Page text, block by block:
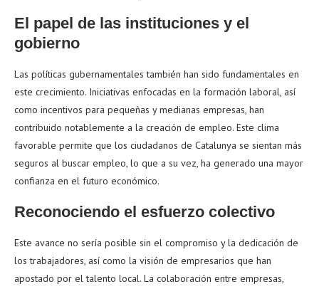
El papel de las instituciones y el
gobierno
Las políticas gubernamentales también han sido fundamentales en
este crecimiento. Iniciativas enfocadas en la formación laboral, así
como incentivos para pequeñas y medianas empresas, han
contribuido notablemente a la creación de empleo. Este clima
favorable permite que los ciudadanos de Catalunya se sientan más
seguros al buscar empleo, lo que a su vez, ha generado una mayor
confianza en el futuro económico.
Reconociendo el esfuerzo colectivo
Este avance no sería posible sin el compromiso y la dedicación de
los trabajadores, así como la visión de empresarios que han
apostado por el talento local. La colaboración entre empresas,